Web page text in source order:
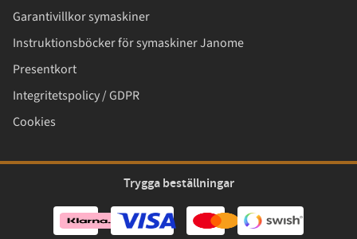
Garantivillkor symaskiner
Instruktionsböcker för symaskiner Janome
Presentkort
Integritetspolicy / GDPR
Cookies
Trygga beställningar